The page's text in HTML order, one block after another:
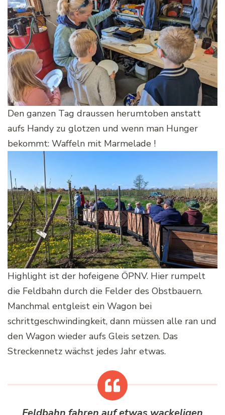
Den ganzen Tag draussen herumtoben anstatt
aufs Handy zu glotzen und wenn man Hunger
bekommt: Waffeln mit Marmelade !
Highlight ist der hofeigene ÖPNV. Hier rumpelt
die Feldbahn durch die Felder des Obstbauern.
Manchmal entgleist ein Wagon bei
schrittgeschwindingkeit, dann müssen alle ran und
den Wagon wieder aufs Gleis setzen. Das
Streckennetz wächst jedes Jahr etwas.